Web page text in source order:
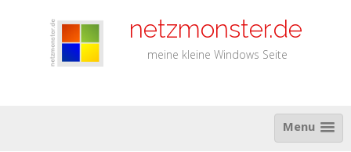
netzmonster.de
meine kleine Windows Seite
Menu